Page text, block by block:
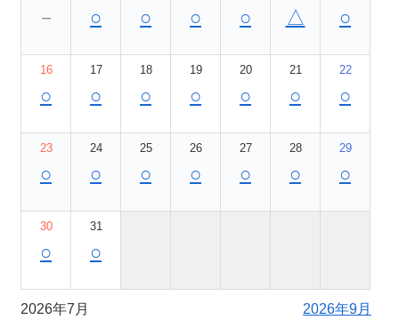
－ ○ ○ ○ ○ △ ○
16
○
17
○
18
○
19
○
20
○
21
○
22
○
23
○
24
○
25
○
26
○
27
○
28
○
29
○
30
○
31
○
2026年7月 2026年9月